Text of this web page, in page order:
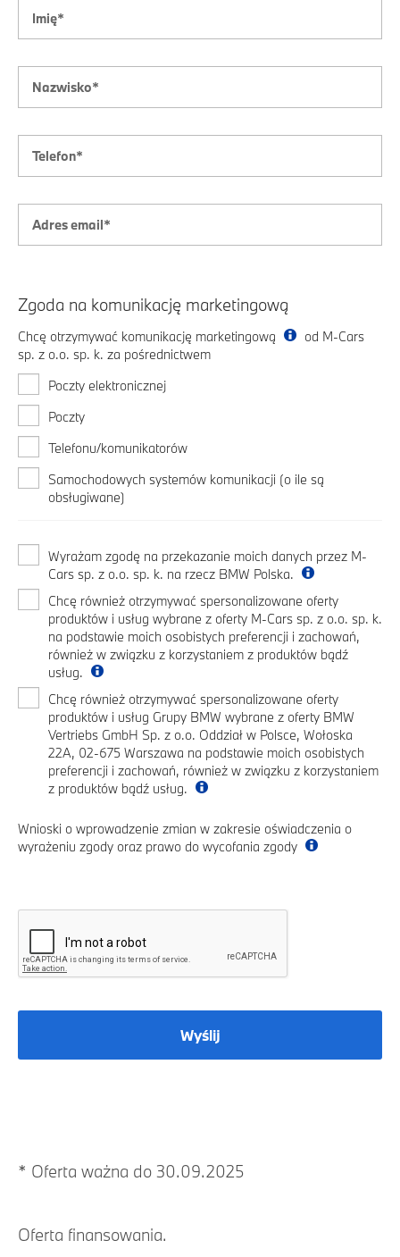
Zgoda na komunikację marketingową
Chcę otrzymywać komunikację marketingową
od M-Cars
sp. z o.o. sp. k. za pośrednictwem
Poczty elektronicznej
Poczty
Telefonu/komunikatorów
Samochodowych systemów komunikacji (o ile są
obsługiwane)
Wyrażam zgodę na przekazanie moich danych przez M-
Cars sp. z o.o. sp. k. na rzecz BMW Polska.
Chcę również otrzymywać spersonalizowane oferty
produktów i usług wybrane z oferty M-Cars sp. z o.o. sp. k.
na podstawie moich osobistych preferencji i zachowań,
również w związku z korzystaniem z produktów bądź
usług.
Chcę również otrzymywać spersonalizowane oferty
produktów i usług Grupy BMW wybrane z oferty BMW
Vertriebs GmbH Sp. z o.o. Oddział w Polsce, Wołoska
22A, 02-675 Warszawa na podstawie moich osobistych
preferencji i zachowań, również w związku z korzystaniem
z produktów bądź usług.
Wnioski o wprowadzenie zmian w zakresie oświadczenia o
wyrażeniu zgody oraz prawo do wycofania zgody
Wyślij
* Oferta ważna do 30.09.2025
Oferta finansowania.